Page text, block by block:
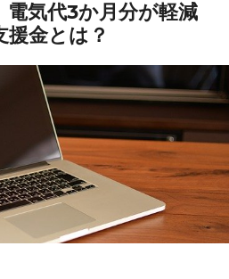
電気代3か月分が軽減
援金とは？